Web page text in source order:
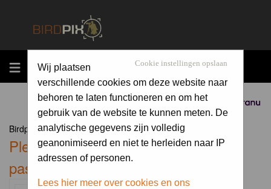
MENU
Sponsored by
Cookie instellingen opslaan
Wij plaatsen
verschillende cookies om deze website naar
behoren te laten functioneren en om het
gebruik van de website te kunnen meten. De
analytische gegevens zijn volledig
geanonimiseerd en niet te herleiden naar IP
adressen of personen.
Lees hier meer over cookies en ons
Birdpix.nl Forum Index
Please enter your username and
password to log in.